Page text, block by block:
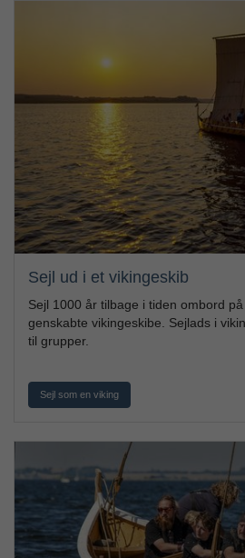
Sejl ud i et vikingeskib
Sejl 1000 år tilbage i tiden ombord
genskabte vikingeskibe. Sejlads i
til grupper.
Sejl som en viking